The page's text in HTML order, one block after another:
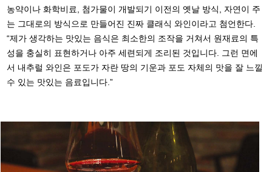
농약이나 화학비료, 첨가물이 개발되기 이전의 옛날 방식, 자연이 주
는 그대로의 방식으로 만들어진 진짜 클래식 와인이라고 첨언한다.
“제가 생각하는 맛있는 음식은 최소한의 조작을 거쳐서 원재료의 특
성을 충실히 표현하거나 아주 세련되게 조리된 것입니다. 그런 면에
서 내추럴 와인은 포도가 자란 땅의 기운과 포도 자체의 맛을 잘 느낄
수 있는 맛있는 음료입니다.”